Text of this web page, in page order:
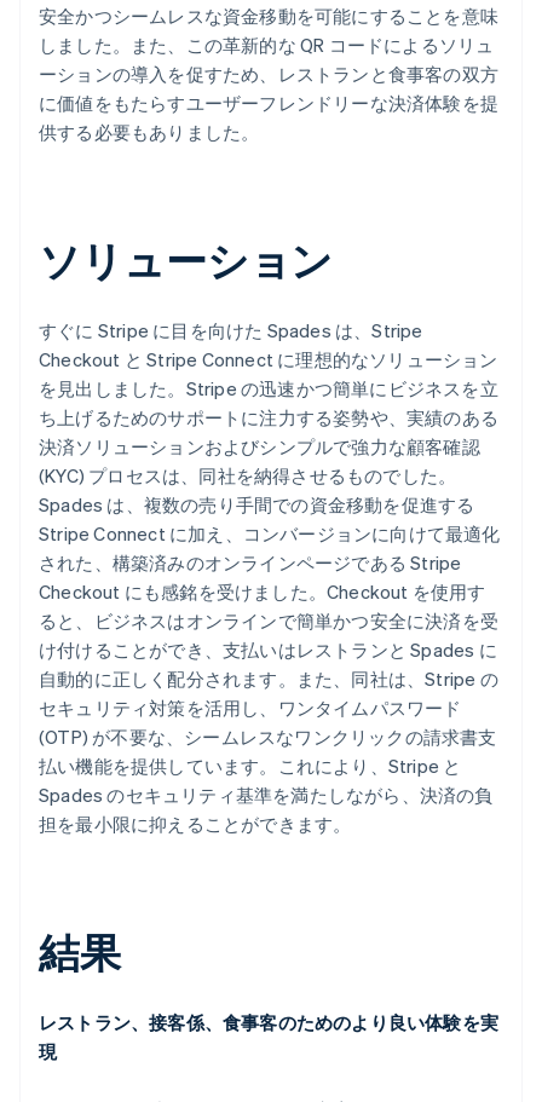
安全かつシームレスな資金移動を可能にすることを意味
しました。また、この革新的な QR コードによるソリュ
ーションの導入を促すため、レストランと食事客の双方
に価値をもたらすユーザーフレンドリーな決済体験を提
供する必要もありました。
ソリューション
すぐに Stripe に目を向けた Spades は、Stripe
Checkout と Stripe Connect に理想的なソリューション
を見出しました。Stripe の迅速かつ簡単にビジネスを立
ち上げるためのサポートに注力する姿勢や、実績のある
決済ソリューションおよびシンプルで強力な顧客確認
(KYC) プロセスは、同社を納得させるものでした。
Spades は、複数の売り手間での資金移動を促進する
Stripe Connect に加え、コンバージョンに向けて最適化
された、構築済みのオンラインページである Stripe
Checkout にも感銘を受けました。Checkout を使用す
ると、ビジネスはオンラインで簡単かつ安全に決済を受
け付けることができ、支払いはレストランと Spades に
自動的に正しく配分されます。また、同社は、Stripe の
セキュリティ対策を活用し、ワンタイムパスワード
(OTP) が不要な、シームレスなワンクリックの請求書支
払い機能を提供しています。これにより、Stripe と
Spades のセキュリティ基準を満たしながら、決済の負
担を最小限に抑えることができます。
結果
レストラン、接客係、食事客のためのより良い体験を実
現